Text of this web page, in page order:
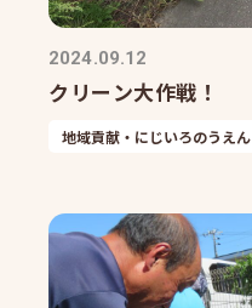
2024.09.12
クリーン大作戦！
地域貢献・にじいろのうえん